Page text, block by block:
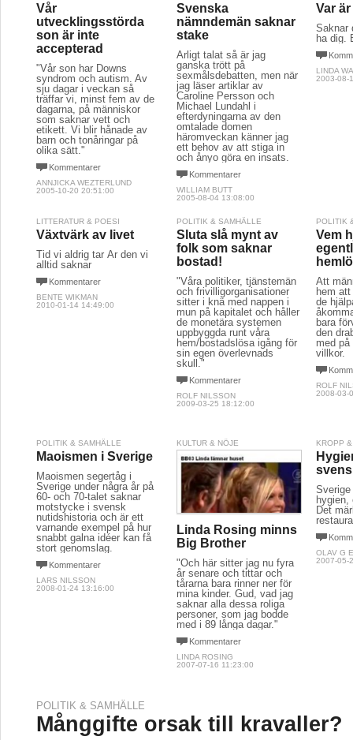
Vår
utvecklingsstörda
son är inte
accepterad
"Vår son har Downs
syndrom och autism. Av
sju dagar i veckan så
träffar vi, minst fem av de
dagarna, på människor
som saknar vett och
etikett. Vi blir hånade av
barn och tonåringar på
olika sätt."
Kommentarer
ANNJICKA WEZTERLUND
2005-10-20 20:51:00
Svenska
nämndemän saknar
stake
Ärligt talat så är jag
ganska trött på
sexmålsdebatten, men när
jag läser artiklar av
Caroline Persson och
Michael Lundahl i
efterdyningarna av den
omtalade domen
häromveckan känner jag
ett behov av att stiga in
och ånyo göra en insats.
Kommentarer
WILLIAM BUTT
2005-08-04 13:08:00
Var
Saknar
ha dig.
LINDA
2003-08-
LITTERATUR & POESI
Växtvärk av livet
Tid vi aldrig tar Är den vi
alltid saknar
Kommentarer
BENTE WIKMAN
2010-01-14 14:49:00
POLITIK & SAMHÄLLE
Sluta slå mynt av
folk som saknar
bostad!
"Våra politiker, tjänstemän
och frivilligorganisationer
sitter i knä med nappen i
mun på kapitalet och håller
de monetära systemen
uppbyggda runt våra
hem/bostadslösa igång för
sin egen överlevnads
skull."
Kommentarer
ROLF NILSSON
2009-03-25 18:12:00
POLITIK
Vem
Att
hem
de
bara
den
med på
villkor.
ROLF
2008-03-
POLITIK & SAMHÄLLE
Maoismen i Sverige
Maoismen segertåg i
Sverige under några år på
60- och 70-talet saknar
motstycke i svensk
nutidshistoria och är ett
varnande exempel på hur
snabbt galna idéer kan få
stort genomslag.
Kommentarer
LARS NILSSON
2008-01-24 13:16:00
KULTUR & NÖJE
Linda Rosing minns
Big Brother
"Och här sitter jag nu fyra
år senare och tittar och
tårarna bara rinner ner för
mina kinder. Gud, vad jag
saknar alla dessa roliga
personer, som jag bodde
med i 89 långa dagar."
Kommentarer
LINDA ROSING
2007-07-16 11:23:00
KROPP
Det
OLAV G
2007-05-
POLITIK & SAMHÄLLE
Månggifte orsak till kravaller?